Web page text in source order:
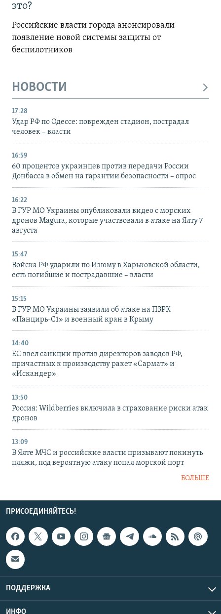
это?
Российские власти города анонсировали
появление новой системы защиты от
беспилотников
НОВОСТИ
17:28
Удар РФ по Одессе: поврежден стадион, пострадал
человек – власти
16:59
60 процентов украинцев против передачи России
Донбасса в обмен на гарантии безопасности – опрос
16:22
В ГУР МО Украины опубликовали видео с морских
дронов Magura, которые участвовали в атаке на Ялту 7
августа
15:47
Войска РФ ударили по Изюму в Харьковской области,
есть погибшие и пострадавшие – власти
15:15
В ГУР МО Украины заявили об атаке на ПЗРК
«Панцирь-С1» и военный кран в Крыму
14:40
ЕС ввел санкции против директоров заводов РФ,
причастных к производству ракет «Сармат» и
«Искандер»
13:50
Россия: Wildberries включила в страхование риски атак
дронов
13:09
В Ялте МЧС и российские власти призывают покинуть
пляжи, под вероятную атаку попал морской порт
БОЛЬШЕ
ПРИСОЕДИНЯЙТЕСЬ!
ПОДДЕРЖКА
ИНФО